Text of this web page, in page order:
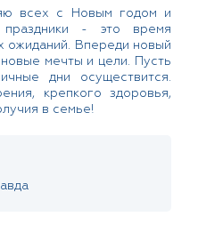
всех с Новым годом и
праздники - это время
ожиданий. Впереди новый
мечты и цели. Пусть
дни осуществится.
крепкого здоровья,
в семье!